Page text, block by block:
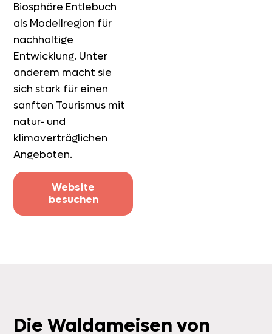
Biosphäre Entlebuch
als Modellregion für
nachhaltige
Entwicklung. Unter
anderem macht sie
sich stark für einen
sanften Tourismus mit
natur- und
klimaverträglichen
Angeboten.
Website
besuchen
Die Waldameisen von